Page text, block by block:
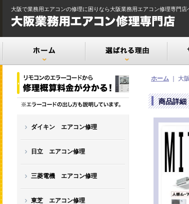
大阪で業務用エアコンの修理に困りなら大阪業務用エアコン修理専門店
ダイキン エアコン修理
日立 エアコン修理
三菱電機 エアコン修理
東芝 エアコン修理
ホーム ｜ 大
商品詳細